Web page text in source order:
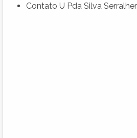
Contato U Pda Silva